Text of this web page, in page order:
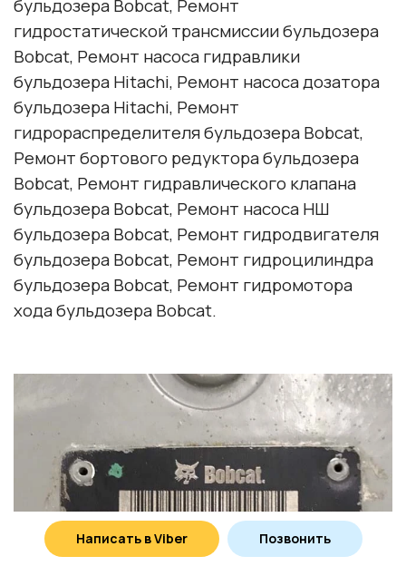
Написать в Viber Позвонить
бульдозераBobcat, Ремонт
гидростатической трансмиссии бульдозера
Bobcat, Ремонт насоса гидравлики
бульдозераHitachi, Ремонт насоса дозатора
бульдозераHitachi, Ремонт
гидрораспределителя бульдозераBobcat,
Ремонт бортового редуктора бульдозера
Bobcat, Ремонт гидравлического клапана
бульдозераBobcat, Ремонт насоса НШ
бульдозераBobcat, Ремонт гидродвигателя
бульдозераBobcat, Ремонт гидроцилиндра
бульдозераBobcat, Ремонт гидромотора
хода бульдозераBobcat.